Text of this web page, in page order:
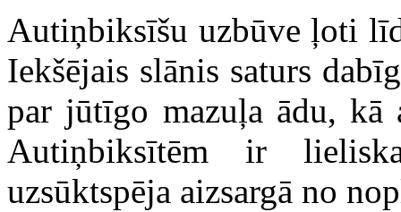
Autiņbiksīšu uzbūve ļoti
Iekšējais slānis saturs
par jūtīgo mazuļa ādu, kā
Autiņbiksītēm ir
uzsūktspēja aizsargā no